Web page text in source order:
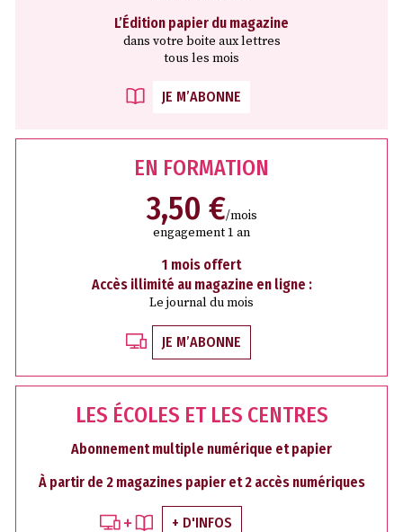
L’Édition papier du magazine
dans votre boite aux lettres
tous les mois
JE M’ABONNE
EN FORMATION
3,50 €/mois
engagement 1 an
1 mois offert
Accès illimité au magazine en ligne :
Le journal du mois
JE M’ABONNE
LES ÉCOLES ET LES CENTRES
Abonnement multiple numérique et papier
À partir de 2 magazines papier et 2 accès numériques
+ D'INFOS